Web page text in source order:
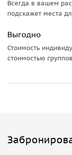
Всегда в вашем
подскажет места
Выгодно
Стоимость
стоимостью